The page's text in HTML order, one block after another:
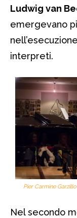
Ludwig van
emergevano
interpreti.
Pier Carmine
Nel secondo